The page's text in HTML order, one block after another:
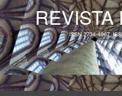
REVISTA
ISSN 2734-4967,